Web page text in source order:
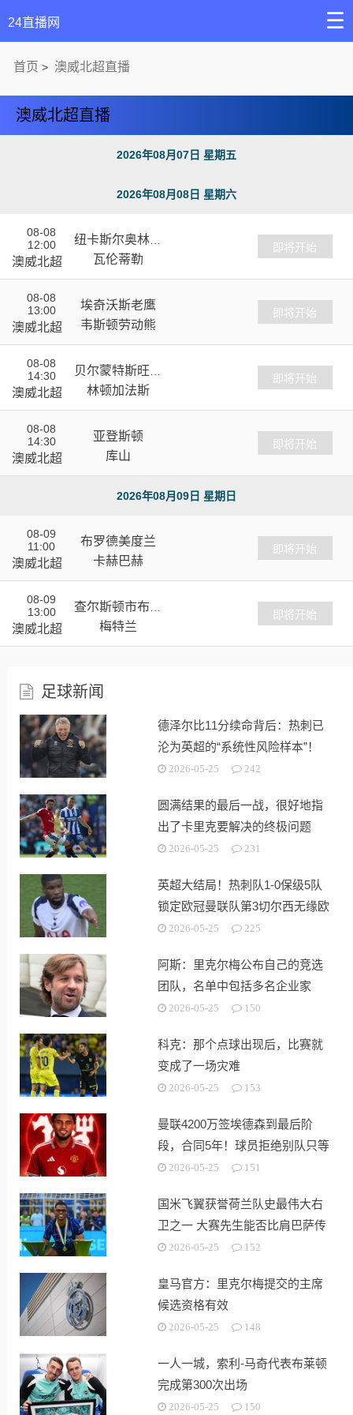
24直播网 ☰
首页 > 澳威北超直播
澳威北超直播
2026年08月07日 星期五
2026年08月08日 星期六
08-08
12:00
澳威北超
纽卡斯尔奥林匹
克
VS
瓦伦蒂勒
即将开始
08-08
13:00
澳威北超
埃奇沃斯老鹰
VS
韦斯顿劳动熊
即将开始
08-08
14:30
澳威北超
贝尔蒙特斯旺西
SC
VS
林顿加法斯
即将开始
08-08
14:30
澳威北超
亚登斯顿
VS
库山
即将开始
2026年08月09日 星期日
08-09
11:00
澳威北超
布罗德美度兰
VS
卡赫巴赫
即将开始
08-09
13:00
澳威北超
查尔斯顿市布鲁
斯
VS
梅特兰
即将开始
足球新闻
德泽尔比11分续命背后：热刺已
沦为英超的“系统性风险样本”！
2026-05-25 242
圆满结果的最后一战，很好地指
出了卡里克要解决的终极问题
2026-05-25 231
英超大结局！热刺队1-0保级5队
锁定欧冠曼联队第3切尔西无缘欧
战2026-05-25 225
阿斯：里克尔梅公布自己的竞选
团队，名单中包括多名企业家
2026-05-25 150
科克：那个点球出现后，比赛就
变成了一场灾难
2026-05-25 153
曼联4200万签埃德森到最后阶
段，合同5年！球员拒绝别队只等
红魔
2026-05-25 151
国米飞翼获誉荷兰队史最伟大右
卫之一 大赛先生能否比肩巴萨传
奇2026-05-25 152
皇马官方：里克尔梅提交的主席
候选资格有效
2026-05-25 148
一人一城，索利-马奇代表布莱顿
完成第300次出场
2026-05-25 150